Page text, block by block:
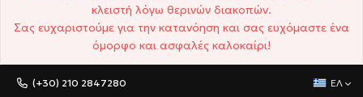
κλειστή λόγω θερινών διακοπών.
Σας ευχαριστούμε για την κατανόηση και σας ευχόμαστε ένα
όμορφο και ασφαλές καλοκαίρι!
(+30) 210 2847280 ΕΛ